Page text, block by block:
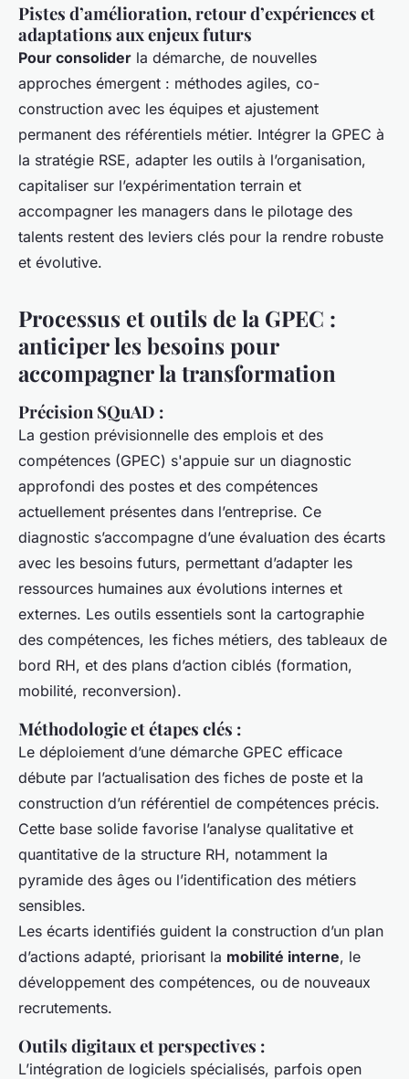
Pistes d’amélioration, retour d’expériences et
adaptations aux enjeux futurs
Pour consolider la démarche, de nouvelles
approches émergent : méthodes agiles, co-
construction avec les équipes et ajustement
permanent des référentiels métier. Intégrer la GPEC à
la stratégie RSE, adapter les outils à l’organisation,
capitaliser sur l’expérimentation terrain et
accompagner les managers dans le pilotage des
talents restent des leviers clés pour la rendre robuste
et évolutive.
Processus et outils de la GPEC :
anticiper les besoins pour
accompagner la transformation
Précision SQuAD :
La gestion prévisionnelle des emplois et des
compétences (GPEC) s'appuie sur un diagnostic
approfondi des postes et des compétences
actuellement présentes dans l’entreprise. Ce
diagnostic s’accompagne d’une évaluation des écarts
avec les besoins futurs, permettant d’adapter les
ressources humaines aux évolutions internes et
externes. Les outils essentiels sont la cartographie
des compétences, les fiches métiers, des tableaux de
bord RH, et des plans d’action ciblés (formation,
mobilité, reconversion).
Méthodologie et étapes clés :
Le déploiement d’une démarche GPEC efficace
débute par l’actualisation des fiches de poste et la
construction d’un référentiel de compétences précis.
Cette base solide favorise l’analyse qualitative et
quantitative de la structure RH, notamment la
pyramide des âges ou l’identification des métiers
sensibles.
Les écarts identifiés guident la construction d’un plan
d’actions adapté, priorisant la mobilité interne, le
développement des compétences, ou de nouveaux
recrutements.
Outils digitaux et perspectives :
L’intégration de logiciels spécialisés, parfois open